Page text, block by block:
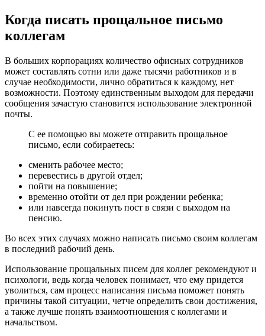
Когда писать прощальное письмо
коллегам
В больших корпорациях количество офисных сотрудников
может составлять сотни или даже тысячи работников и в
случае необходимости, лично обратиться к каждому, нет
возможности. Поэтому единственным выходом для передачи
сообщения зачастую становится использование электронной
почты.
С ее помощью вы можете отправить прощальное
письмо, если собираетесь:
сменить рабочее место;
перевестись в другой отдел;
пойти на повышение;
временно отойти от дел при рождении ребенка;
или навсегда покинуть пост в связи с выходом на
пенсию.
Во всех этих случаях можно написать письмо своим коллегам
в последний рабочий день.
Использование прощальных писем для коллег рекомендуют и
психологи, ведь когда человек понимает, что ему придется
уволиться, сам процесс написания письма поможет понять
причины такой ситуации, четче определить свои достижения,
а также лучше понять взаимоотношения с коллегами и
начальством.